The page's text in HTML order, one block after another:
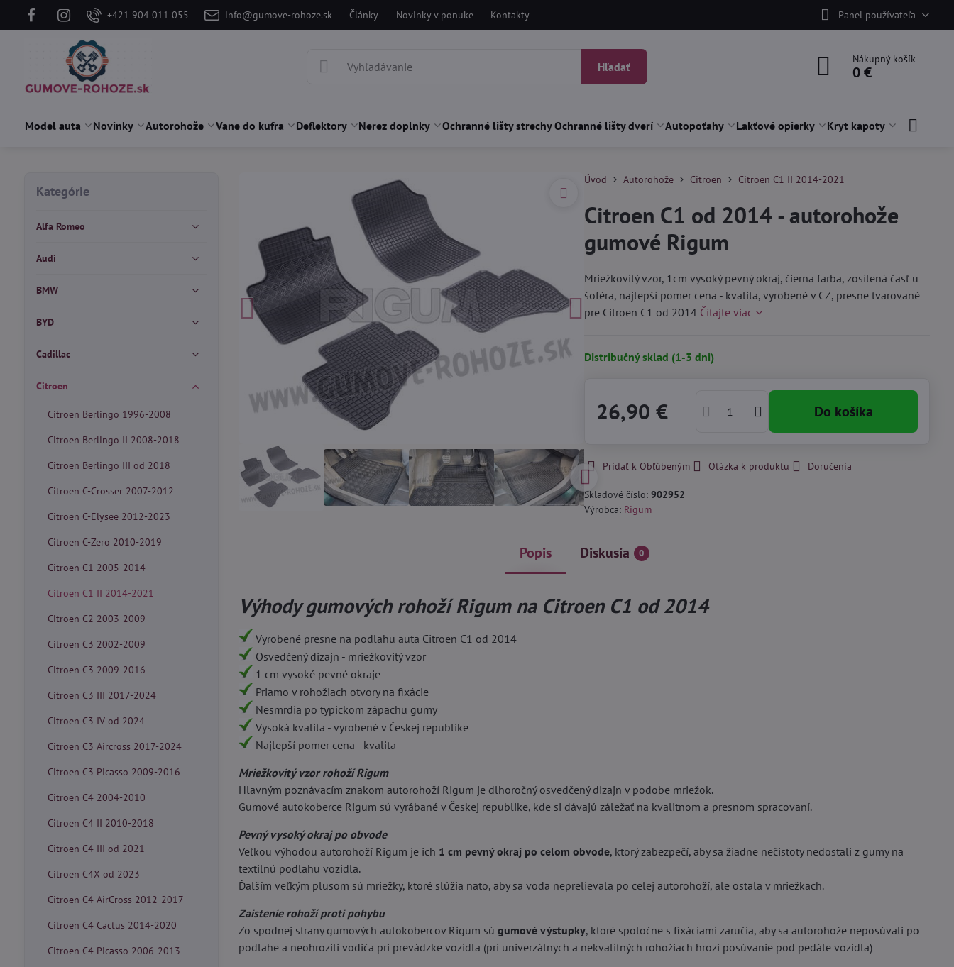
+421 904 011 055 info@gumove-rohoze.sk Články Novinky v ponuke Kontakty Panel používateľa
Hľadať
Nákupný košík
0 €
Model auta Novinky Autorohože Vane do kufra Deflektory Nerez doplnky Ochranné lišty strechyOchranné lišty dverí Autopoťahy Lakťové opierky Kryt kapoty
Úvod Autorohože Citroen Citroen C1 II 2014-2021
Citroen C1 od 2014 - autorohože
gumové Rigum
Mriežkovitý vzor, 1cm vysoký pevný okraj, čierna farba, zosílená časť u
šoféra, najlepší pomer cena - kvalita, vyrobené v CZ, presne tvarované
pre Citroen C1 od 2014 Čítajte viac
Distribučný sklad (1-3 dni)
26,90 € Do košíka
Pridať k Obľúbeným Otázka k produktu Doručenia
Skladové číslo:902952
Výrobca: Rigum
Popis Diskusia 0
Výhody gumových rohoží Rigum na Citroen C1 od 2014
Vyrobené presne na podlahu auta Citroen C1 od 2014
Osvedčený dizajn - mriežkovitý vzor
1 cm vysoké pevné okraje
Priamo v rohožiach otvory na fixácie
Nesmrdia po typickom zápachu gumy
Vysoká kvalita - vyrobené v Českej republike
Najlepší pomer cena - kvalita
Mriežkovitý vzor rohoží Rigum
Hlavným poznávacím znakom autorohoží Rigum je dlhoročný osvedčený dizajn v podobe mriežok.
Gumové autokoberce Rigum sú vyrábané v Českej republike, kde si dávajú záležať na kvalitnom a presnom spracovaní.
Pevný vysoký okraj po obvode
Veľkou výhodou autorohoží Rigum je ich 1 cm pevný okraj po celom obvode, ktorý zabezpečí, aby sa žiadne nečistoty nedostali z gumy na
textilnú podlahu vozidla.
Ďalším veľkým plusom sú mriežky, ktoré slúžia nato, aby sa voda neprelievala po celej autorohoží, ale ostala v mriežkach.
Zaistenie rohoží proti pohybu
Zo spodnej strany gumových autokobercov Rigum súgumové výstupky, ktoré spoločne s fixáciami zaručia, aby sa autorohože neposúvali po
podlahe a neohrozili vodiča pri prevádzke vozidla (pri univerzálnych a nekvalitných rohožiach hrozí posúvanie pod pedále vozidla)
Kategórie
Alfa Romeo
Audi
BMW
BYD
Cadillac
Citroen
Citroen Berlingo 1996-2008
Citroen Berlingo II 2008-2018
Citroen Berlingo III od 2018
Citroen C-Crosser 2007-2012
Citroen C-Elysee 2012-2023
Citroen C-Zero 2010-2019
Citroen C1 2005-2014
Citroen C1 II 2014-2021
Citroen C2 2003-2009
Citroen C3 2002-2009
Citroen C3 2009-2016
Citroen C3 III 2017-2024
Citroen C3 IV od 2024
Citroen C3 Aircross 2017-2024
Citroen C3 Picasso 2009-2016
Citroen C4 2004-2010
Citroen C4 II 2010-2018
Citroen C4 III od 2021
Citroen C4X od 2023
Citroen C4 AirCross 2012-2017
Citroen C4 Cactus 2014-2020
Citroen C4 Picasso 2006-2013